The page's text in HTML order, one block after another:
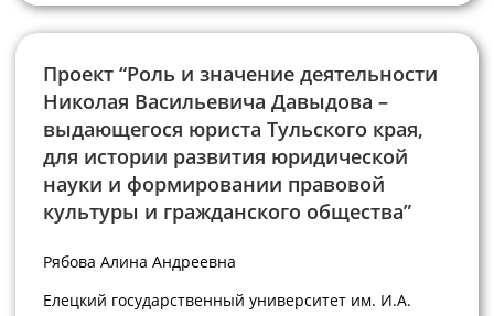
Проект “Роль и значение деятельности
Николая Васильевича Давыдова –
выдающегося юриста Тульского края,
для истории развития юридической
науки и формировании правовой
культуры и гражданского общества”
Рябова Алина Андреевна
Елецкий государственный университет им. И.А.